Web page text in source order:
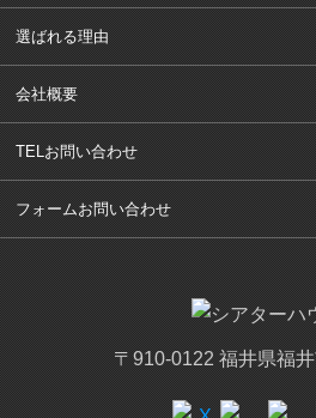
選ばれる理由
会社概要
TELお問い合わせ
フォームお問い合わせ
〒910-0122 福井県福